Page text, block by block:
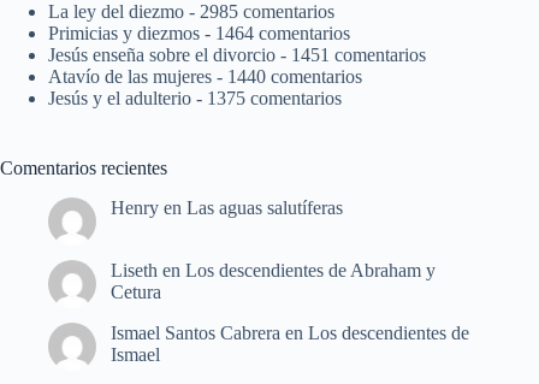
La ley del diezmo - 2985 comentarios
Primicias y diezmos - 1464 comentarios
Jesús enseña sobre el divorcio - 1451 comentarios
Atavío de las mujeres - 1440 comentarios
Jesús y el adulterio - 1375 comentarios
Comentarios recientes
Henry en Las aguas salutíferas
Liseth en Los descendientes de Abraham y
Cetura
Ismael Santos Cabrera en Los descendientes de
Ismael